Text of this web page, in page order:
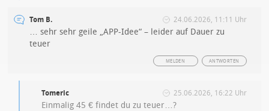
Tom B. 24.06.2026, 11:11 Uhr
… sehr sehr geile „APP-Idee“ – leider auf Dauer zu
teuer
ANTWORTEN
MELDEN
Tomeric 25.06.2026, 16:22 Uhr
Einmalig 45 € findet du zu teuer…?